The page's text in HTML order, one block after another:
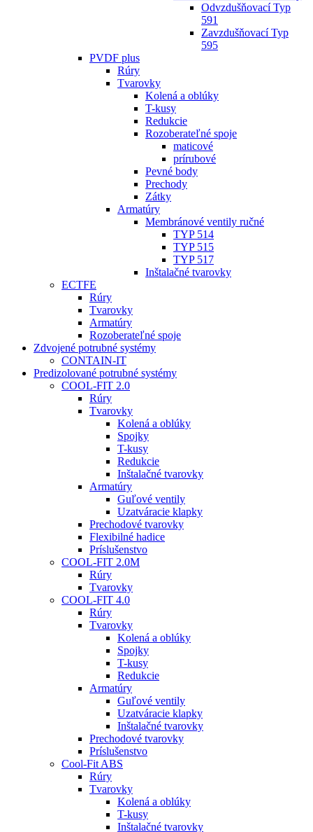
Odvzdušňovací Typ
591
Zavzdušňovací Typ
595
PVDF plus
Rúry
Tvarovky
Kolená a oblúky
T-kusy
Redukcie
Rozoberateľné spoje
maticové
prírubové
Pevné body
Prechody
Zátky
Armatúry
Membránové ventily ručné
TYP 514
TYP 515
TYP 517
Inštalačné tvarovky
ECTFE
Rúry
Tvarovky
Armatúry
Rozoberateľné spoje
Zdvojené potrubné systémy
CONTAIN-IT
Predizolované potrubné systémy
COOL-FIT 2.0
Rúry
Tvarovky
Kolená a oblúky
Spojky
T-kusy
Redukcie
Inštalačné tvarovky
Armatúry
Guľové ventily
Uzatváracie klapky
Prechodové tvarovky
Flexibilné hadice
Príslušenstvo
COOL-FIT 2.0M
Rúry
Tvarovky
COOL-FIT 4.0
Rúry
Tvarovky
Kolená a oblúky
Spojky
T-kusy
Redukcie
Armatúry
Guľové ventily
Uzatváracie klapky
Inštalačné tvarovky
Prechodové tvarovky
Príslušenstvo
Cool-Fit ABS
Rúry
Tvarovky
Kolená a oblúky
T-kusy
Inštalačné tvarovky